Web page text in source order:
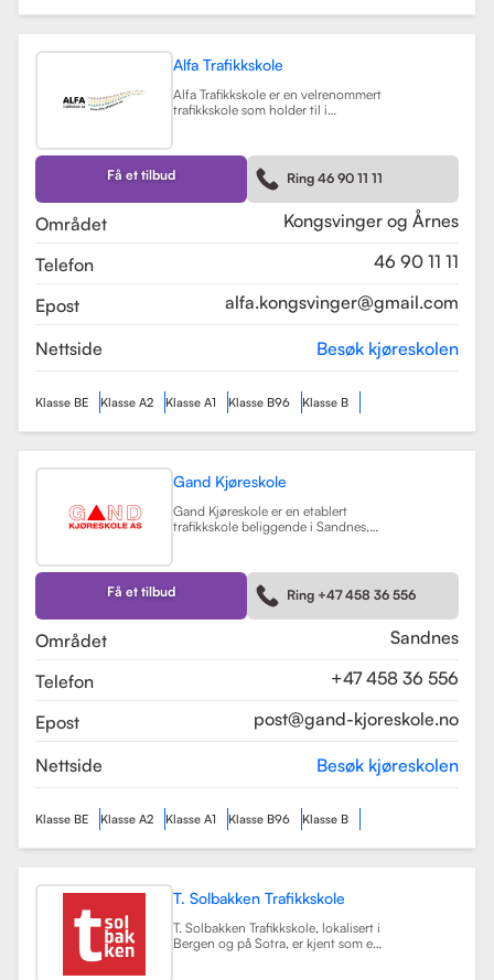
Alfa Trafikkskole
Alfa Trafikkskole er en velrenommert
trafikkskole som holder til i
kjøreopplæringen. Skolen tilbyr et
bredt spekter av tjenester, inkludert
opplæring for førerkort klasse B,
både med manuelt og automatgir.
Få et tilbud Ring 46 90 11 11
Området
Kongsvinger og Årnes
Telefon
46 90 11 11
Epost
alfa.kongsvinger@gmail.com
Nettside Besøk kjøreskolen
Klasse BE Klasse A2 Klasse A1 Klasse B96 Klasse B
Gand Kjøreskole
Gand Kjøreskole er en etablert
trafikkskole beliggende i Sandnes,
kjøretøyklasser. Skolen har
spesialisert seg på opplæring for
personbiler, både med manuell og
automatgir, samt motorsykler (klasse
Få et tilbud Ring +47 458 36 556
Området
Sandnes
Telefon
+47 458 36 556
Epost
post@gand-kjoreskole.no
Nettside Besøk kjøreskolen
Klasse BE Klasse A2 Klasse A1 Klasse B96 Klasse B
T. Solbakken Trafikkskole
T. Solbakken Trafikkskole, lokalisert i
Bergen og på Sotra, er kjent som en